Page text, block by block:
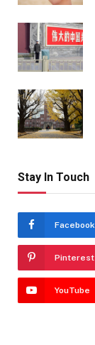
Stay In Touch
Facebook
Pinterest
YouTube